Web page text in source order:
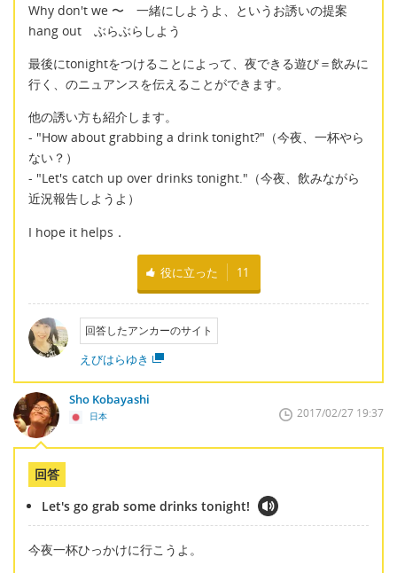
Why don't we 〜 一緒にしようよ、というお誘いの提案
hang out ぶらぶらしよう
最後にtonightをつけることによって、夜できる遊び＝飲みに
行く、のニュアンスを伝えることができます。
他の誘い方も紹介します。
- "How about grabbing a drink tonight?"（今夜、一杯やら
ない？）
- "Let's catch up over drinks tonight."（今夜、飲みながら
近況報告しようよ）
I hope it helps．
役に立った 11
回答したアンカーのサイト
えびはらゆき
Sho Kobayashi
日本 2017/02/27 19:37
回答
Let's go grab some drinks tonight!
今夜一杯ひっかけに行こうよ。